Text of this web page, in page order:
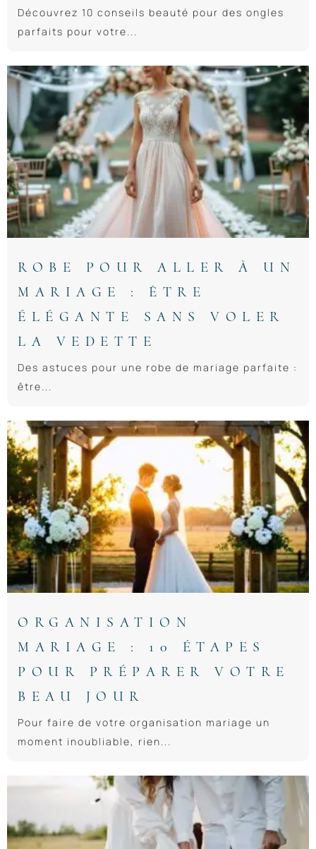
Découvrez 10 conseils beauté pour des ongles
parfaits pour votre...
ROBE POUR ALLER À UN
MARIAGE : ÊTRE
ÉLÉGANTE SANS VOLER
LA VEDETTE
Des astuces pour une robe de mariage parfaite :
être...
ORGANISATION
MARIAGE : 10 ÉTAPES
POUR PRÉPARER VOTRE
BEAU JOUR
Pour faire de votre organisation mariage un
moment inoubliable, rien...